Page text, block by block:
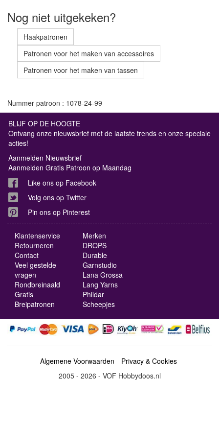
Nog niet uitgekeken?
Haakpatronen
Patronen voor het maken van accessoires
Patronen voor het maken van tassen
Nummer patroon : 1078-24-99
BLIJF OP DE HOOGTE
Ontvang onze nieuwsbrief met de laatste trends en onze speciale
acties!
Aanmelden Nieuwsbrief
Aanmelden Gratis Patroon op Maandag
Like ons op Facebook
Volg ons op Twitter
Pin ons op Pinterest
Klantenservice
Retourneren
Contact
Veel gestelde
vragen
Rondbreinaald
Gratis
Breipatronen
Merken
DROPS
Durable
Garnstudio
Lana Grossa
Lang Yarns
Phildar
Scheepjes
Algemene Voorwaarden
Privacy & Cookies
2005 - 2026 - VOF Hobbydoos.nl